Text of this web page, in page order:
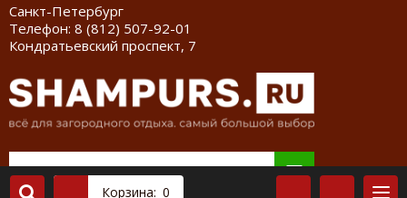
Санкт-Петербург
Телефон: 8 (812) 507-92-01
Кондратьевский проспект, 7
Корзина: 0